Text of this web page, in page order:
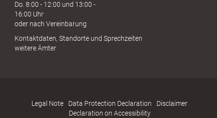
Do. 8:00 - 12:00 und 13:00 -
16:00 Uhr
oder nach Vereinbarung
Kontaktdaten, Standorte und Sprechzeiten
weitere Ämter
Legal Note Data Protection Declaration
Disclaimer
Declaration on Accessibility